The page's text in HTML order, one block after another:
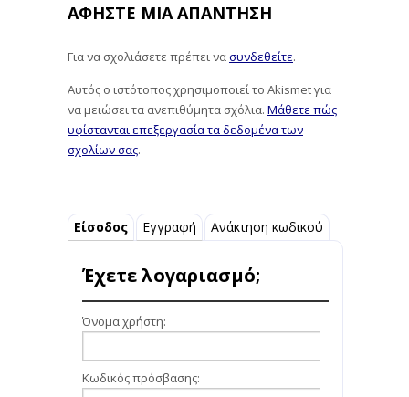
ΑΦΉΣΤΕ ΜΙΑ ΑΠΆΝΤΗΣΗ
Για να σχολιάσετε πρέπει νασυνδεθείτε.
Αυτός ο ιστότοπος χρησιμοποιεί το Akismet για
να μειώσει τα ανεπιθύμητα σχόλια. Μάθετε πώς
υφίστανται επεξεργασία τα δεδομένα των
σχολίων σας.
Είσοδος Εγγραφή Ανάκτηση κωδικού
Έχετε λογαριασμό;
Όνομα χρήστη:
Κωδικός πρόσβασης: